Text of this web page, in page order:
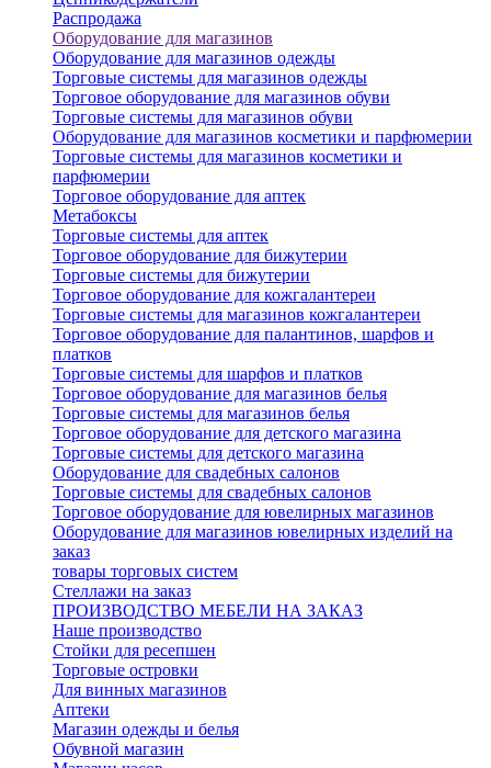
Распродажа
Оборудование для магазинов
Оборудование для магазинов одежды
Торговые системы для магазинов одежды
Торговое оборудование для магазинов обуви
Торговые системы для магазинов обуви
Оборудование для магазинов косметики и парфюмерии
Торговые системы для магазинов косметики и
парфюмерии
Торговое оборудование для аптек
Метабоксы
Торговые системы для аптек
Торговое оборудование для бижутерии
Торговые системы для бижутерии
Торговое оборудование для кожгалантереи
Торговые системы для магазинов кожгалантереи
Торговое оборудование для палантинов, шарфов и
платков
Торговые системы для шарфов и платков
Торговое оборудование для магазинов белья
Торговые системы для магазинов белья
Торговое оборудование для детского магазина
Торговые системы для детского магазина
Оборудование для свадебных салонов
Торговые системы для свадебных салонов
Торговое оборудование для ювелирных магазинов
Оборудование для магазинов ювелирных изделий на
заказ
товары торговых систем
Стеллажи на заказ
ПРОИЗВОДСТВО МЕБЕЛИ НА ЗАКАЗ
Наше производство
Стойки для ресепшен
Торговые островки
Для винных магазинов
Аптеки
Магазин одежды и белья
Обувной магазин